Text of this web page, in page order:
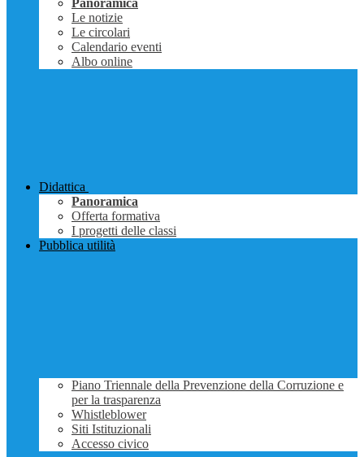
Panoramica
Le notizie
Le circolari
Calendario eventi
Albo online
Didattica
Panoramica
Offerta formativa
I progetti delle classi
Pubblica utilità
Piano Triennale della Prevenzione della Corruzione e
per la trasparenza
Whistleblower
Siti Istituzionali
Accesso civico